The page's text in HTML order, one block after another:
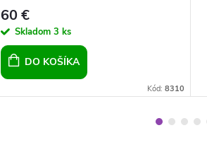
prívesok, modré srdce
60 €
Skladom 3 ks
DO KOŠÍKA
Kód: 8310